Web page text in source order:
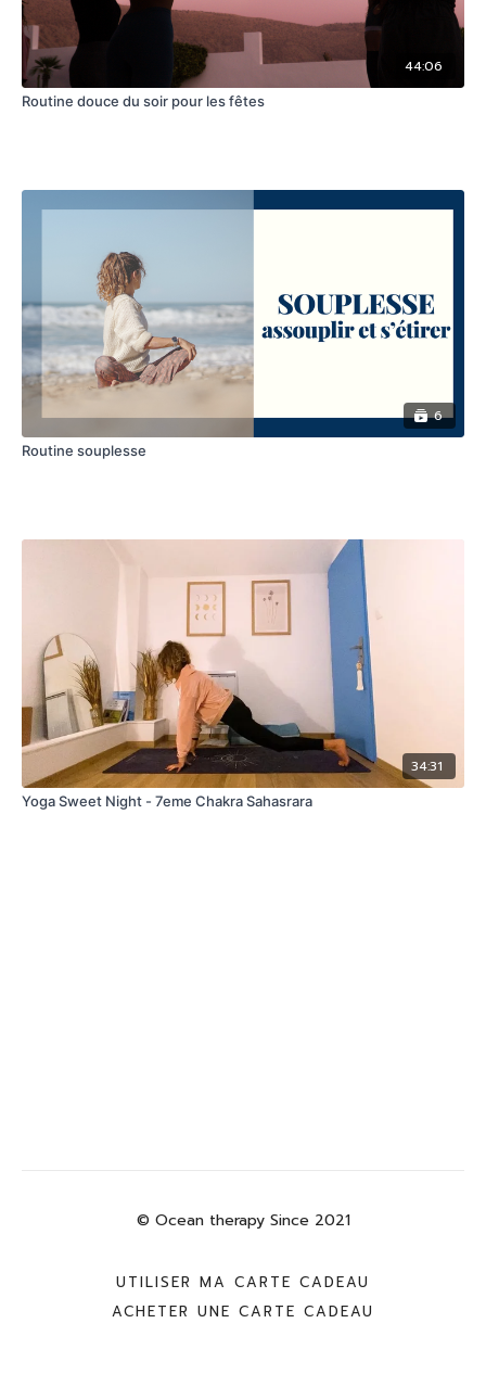
44:06
Routine douce du soir pour les fêtes
6
Routine souplesse
34:31
Yoga Sweet Night - 7eme Chakra Sahasrara
© Ocean therapy Since 2021
UTILISER MA CARTE CADEAU
ACHETER UNE CARTE CADEAU